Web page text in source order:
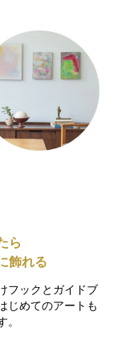
ら
飾れる
フックとガイドブ
じめてのアートも
。